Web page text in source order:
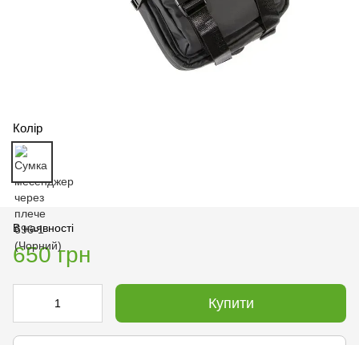
Колір
В наявності
650 грн
Купити